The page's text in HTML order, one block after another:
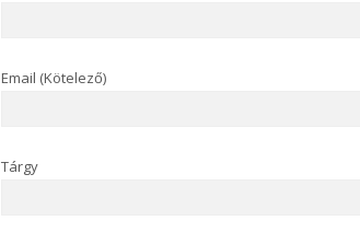
Email (Kötelező)
Tárgy